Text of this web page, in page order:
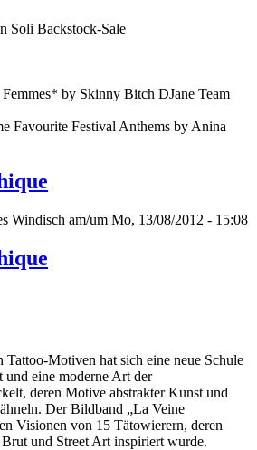
Soli Backstock-Sale
Femmes* by Skinny Bitch DJane Team
Favourite Festival Anthems by Anina
Windisch am/um Mo, 13/08/2012 - 15:08
Tattoo-Motiven hat sich eine neue Schule
eine moderne Art der
deren Motive abstrakter Kunst und
Der Bildband „La Veine
Visionen von 15 Tätowierern, deren
und Street Art inspiriert wurde.